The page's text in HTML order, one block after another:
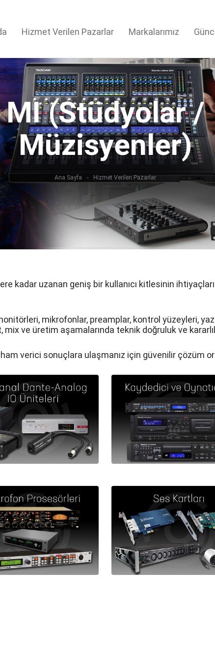
Hizmet Verilen Pazarlar Markalarımız
MI (Stüdyolar /
Müzisyenler)
Ana Sayfa Hizmet Verilen Pazarlar
kadar uzanan geniş bir kullanıcı kitlesinin
mikrofonlar, preamplar, kontrol yüzeyleri,
ve üretim aşamalarında teknik doğruluk ve
verici sonuçlara ulaşmanız için güvenilir çözüm